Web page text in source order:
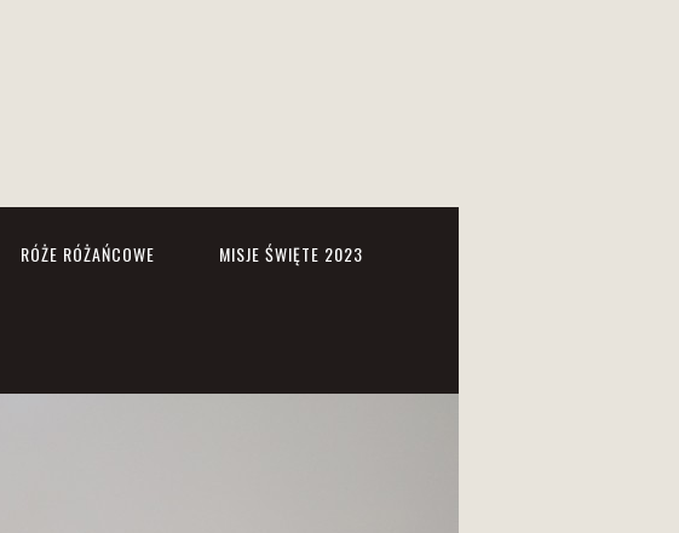
RÓŻE RÓŻAŃCOWE MISJE ŚWIĘTE 2023